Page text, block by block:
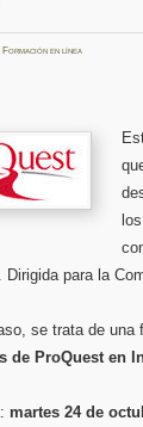
Formación en línea
Dirigida para la
se trata de una
de ProQuest en
martes 24 de